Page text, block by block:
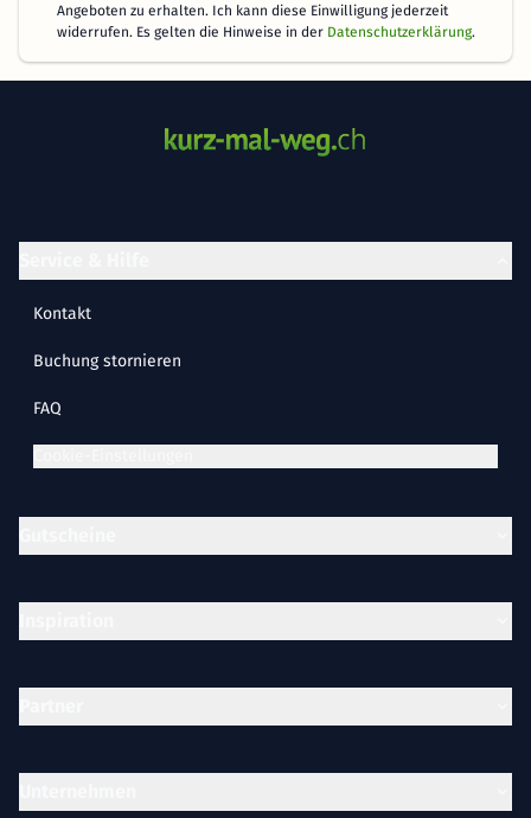
Angeboten zu erhalten. Ich kann diese Einwilligung jederzeit
widerrufen. Es gelten die Hinweise in der Datenschutzerklärung.
Kontakt
Buchung stornieren
FAQ